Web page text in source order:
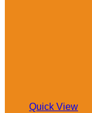
Quick View